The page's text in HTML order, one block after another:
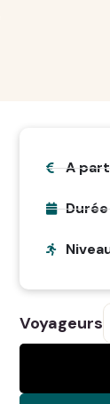
A
Voyageurs